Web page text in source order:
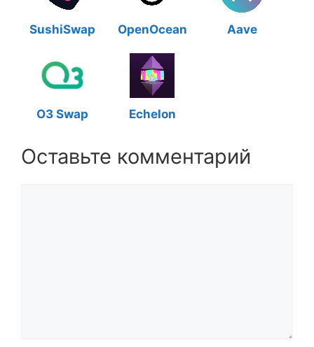
SushiSwap OpenOcean Aave
O3 Swap Echelon
Оставьте комментарий